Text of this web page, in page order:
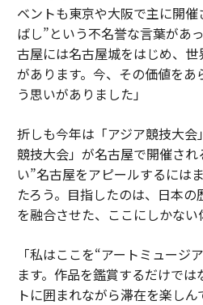
ベントも東京や大阪で主に開
ばし”という不名誉な言葉があ
古屋には名古屋城をはじめ、
があります。今、その価値を
う思いがありました」
折しも今年は「アジア競技大会
競技大会」が名古屋で開催さ
い”名古屋をアピールするには
たろう。目指したのは、日本
を融合させた、ここにしかない
「私はここを“アートミュージ
ます。作品を鑑賞するだけで
トに囲まれながら滞在を楽しん